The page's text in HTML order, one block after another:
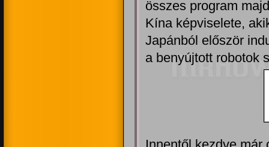
összes program
Kína képviselete,
Japánból először
a benyújtott robotok